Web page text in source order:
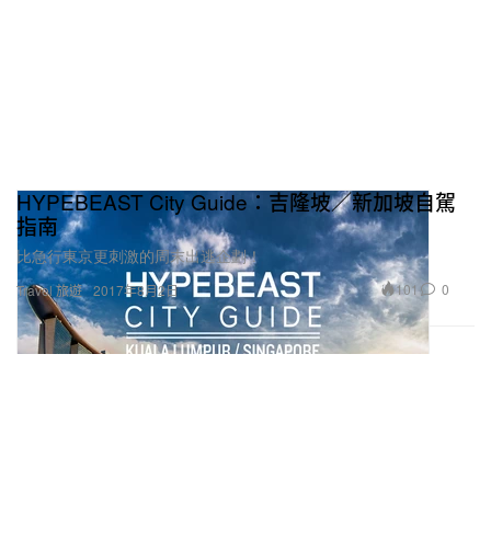
Travel 旅遊
HYPEBEAST City Guide：吉隆坡／新加坡自駕
指南
比急行東京更刺激的周末出逃企劃！
2017年8月2日 101 0